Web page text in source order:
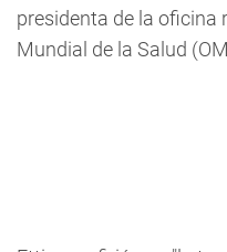
presidenta de la oficina
Mundial de la Salud